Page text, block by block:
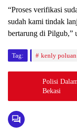
“Proses verifikasi
sudah kami tindak
bertarung di Pilgub,”
Tag: kenly poluan
Polisi
Bekasi